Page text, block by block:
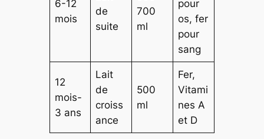
6-12
mois
de
suite
700
ml
pour
os, fer
pour
sang
12
mois-
3 ans
Lait
de
croiss
ance
500
ml
Fer,
Vitami
nes A
et D